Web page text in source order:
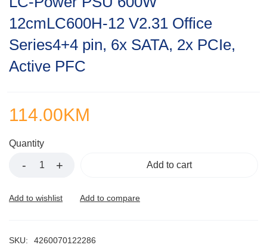
12cmLC600H-12 V2.31 Office
Series4+4 pin, 6x SATA, 2x PCIe,
Active PFC
114.00KM
Quantity
Add to cart
SKU: 4260070122286